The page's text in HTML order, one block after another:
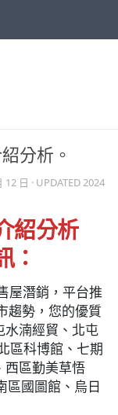
分析。
12 日 · UPDATED2024
紹分析
：
屋潛銷，平台推
趨勢，您的優質
水湳經貿、北屯
區科博館、七期
西區勤美草悟
區國圖館、烏日